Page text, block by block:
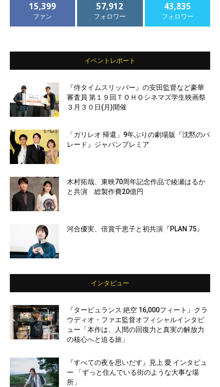
15,399
ファン
57,912
フォロワー
43,835
フォロワー
イベントレポート
『侍タイムスリッパー』の安田監督など豪華
審査員 第１９回ＴＯＨＯシネマズ学生映画祭
３月３０日(月)開催
「ガリレオ 帰還」9年ぶりの劇場版『沈黙のパ
レード』ジャパンプレミア
木村拓哉、東映70周年記念作品で綾瀬はるか
と共演 総製作費20億円
河合優実、倍賞千恵子と初共演『PLAN 75』
インタビュー
『タービュランス 絶空 16,000フィート』クラ
ウディオ・ファエ監督オフィシャルインタビ
ュー「本作は、人間の回復力と真実の解放力
の核心へと迫る旅」
『すべての夜を思いだす』見上 愛 インタビュ
ー 「ずっと住んでいる街のような大事な場
所」